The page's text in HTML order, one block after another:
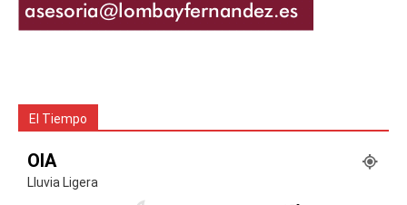
El Tiempo
OIA
Lluvia Ligera